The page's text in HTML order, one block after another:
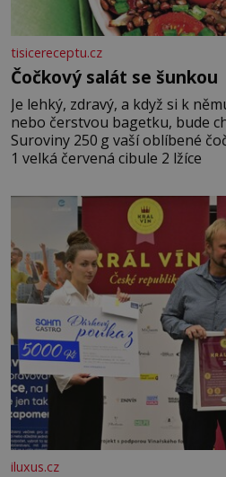
tisicereceptu.cz
Čočkový salát se šunkou
Je lehký, zdravý, a když si k
nebo čerstvou bagetku, bude
Suroviny 250 g vaší oblíbené čočky 150 g cherry rajčátek
1 velká červená cibule 2 lžíce
iluxus.cz